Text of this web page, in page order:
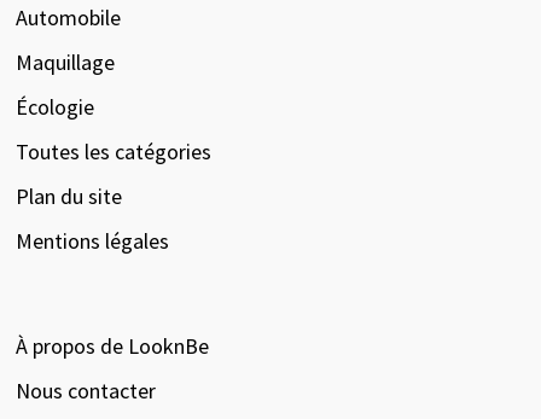
Automobile
Maquillage
Écologie
Toutes les catégories
Plan du site
Mentions légales
À propos de LooknBe
Nous contacter